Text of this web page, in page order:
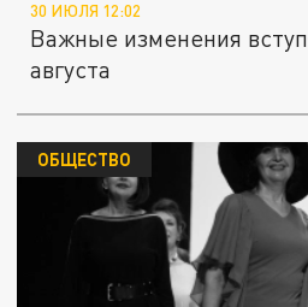
30 ИЮЛЯ 12:02
Важные изменения
августа
ОБЩЕСТВО